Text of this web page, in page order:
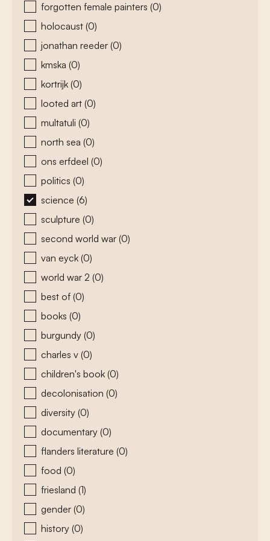
forgotten female painters (0)
holocaust (0)
jonathan reeder (0)
kmska (0)
kortrijk (0)
looted art (0)
multatuli (0)
north sea (0)
ons erfdeel (0)
politics (0)
science (6)
sculpture (0)
second world war (0)
van eyck (0)
world war 2 (0)
best of (0)
books (0)
burgundy (0)
charles v (0)
children's book (0)
decolonisation (0)
diversity (0)
documentary (0)
flanders literature (0)
food (0)
friesland (1)
gender (0)
history (0)